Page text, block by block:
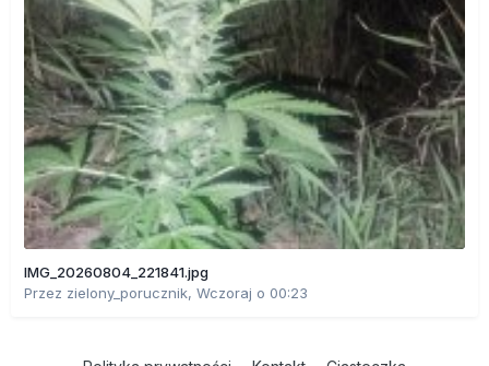
IMG_20260804_221841.jpg
Przez zielony_porucznik, Wczoraj o 00:23